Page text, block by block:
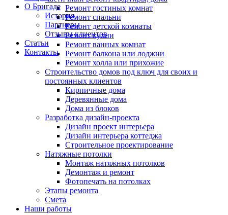
О Бригаде
История
Партнеры
Отзывы клиентов
Статьи
Контакты
Ремонт гостиных комнат
Ремонт спальни
Ремонт детской комнаты
Ремонт кухни
Ремонт ванных комнат
Ремонт балкона или лоджии
Ремонт холла или прихожие
Строительство домов под ключ для своих и
постоянных клиентов
Кирпичные дома
Деревянные дома
Дома из блоков
Разработка дизайн-проекта
Дизайн проект интерьера
Дизайн интерьера коттеджа
Строительное проектирование
Натяжные потолки
Монтаж натяжных потолков
Демонтаж и ремонт
Фотопечать на потолках
Этапы ремонта
Смета
Наши работы